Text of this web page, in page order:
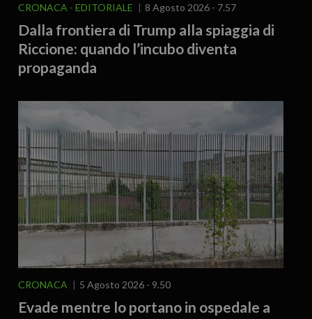
CRONACA EDITORIALE 8 Agosto 2026 - 7.57
Dalla frontiera di Trump alla spiaggia di
Riccione: quando l’incubo diventa
propaganda
CRONACA 5 Agosto 2026 - 9.50
Evade mentre lo portano in ospedale a